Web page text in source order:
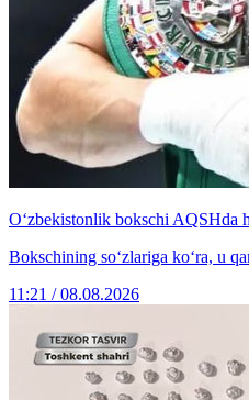
O‘zbekistonlik bokschi AQSHda
Bokschining so‘zlariga ko‘ra, u
11:21 / 08.08.2026